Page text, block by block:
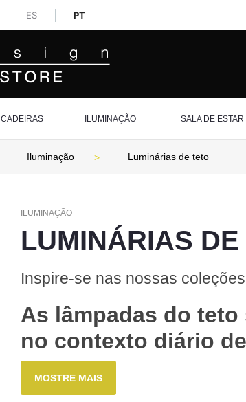
ES PT
CADEIRAS ILUMINAÇÃO SALA DE ESTAR
Iluminação Luminárias de teto
ILUMINAÇÃO
LUMINÁRIAS DE
Inspire-se nas nossas
As lâmpadas do
no contexto diário
MOSTRE MAIS